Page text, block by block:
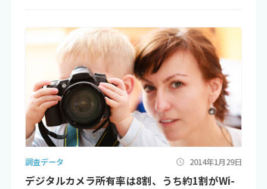
調査データ 2014年1月29日
デジタルカメラ所有率は8割、うち約1割がWi-